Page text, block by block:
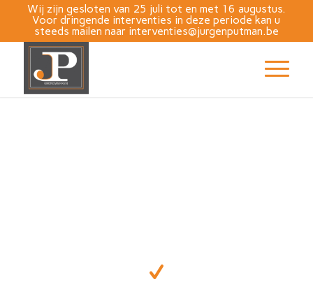
Wij zijn gesloten van 25 juli tot en met 16 augustus.
Voor dringende interventies in deze periode kan u
steeds mailen naar interventies@jurgenputman.be